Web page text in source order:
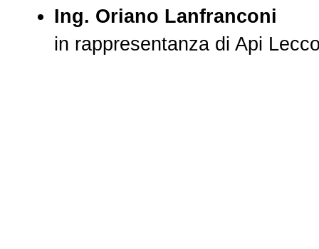
Ing. Oriano Lanfranconi
in rappresentanza di Api